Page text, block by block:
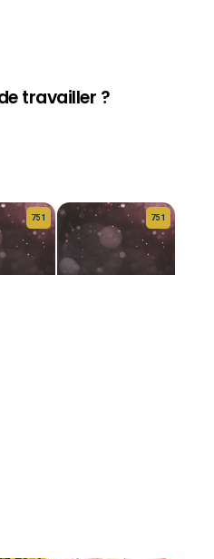
travailler ?
75 1 75 1